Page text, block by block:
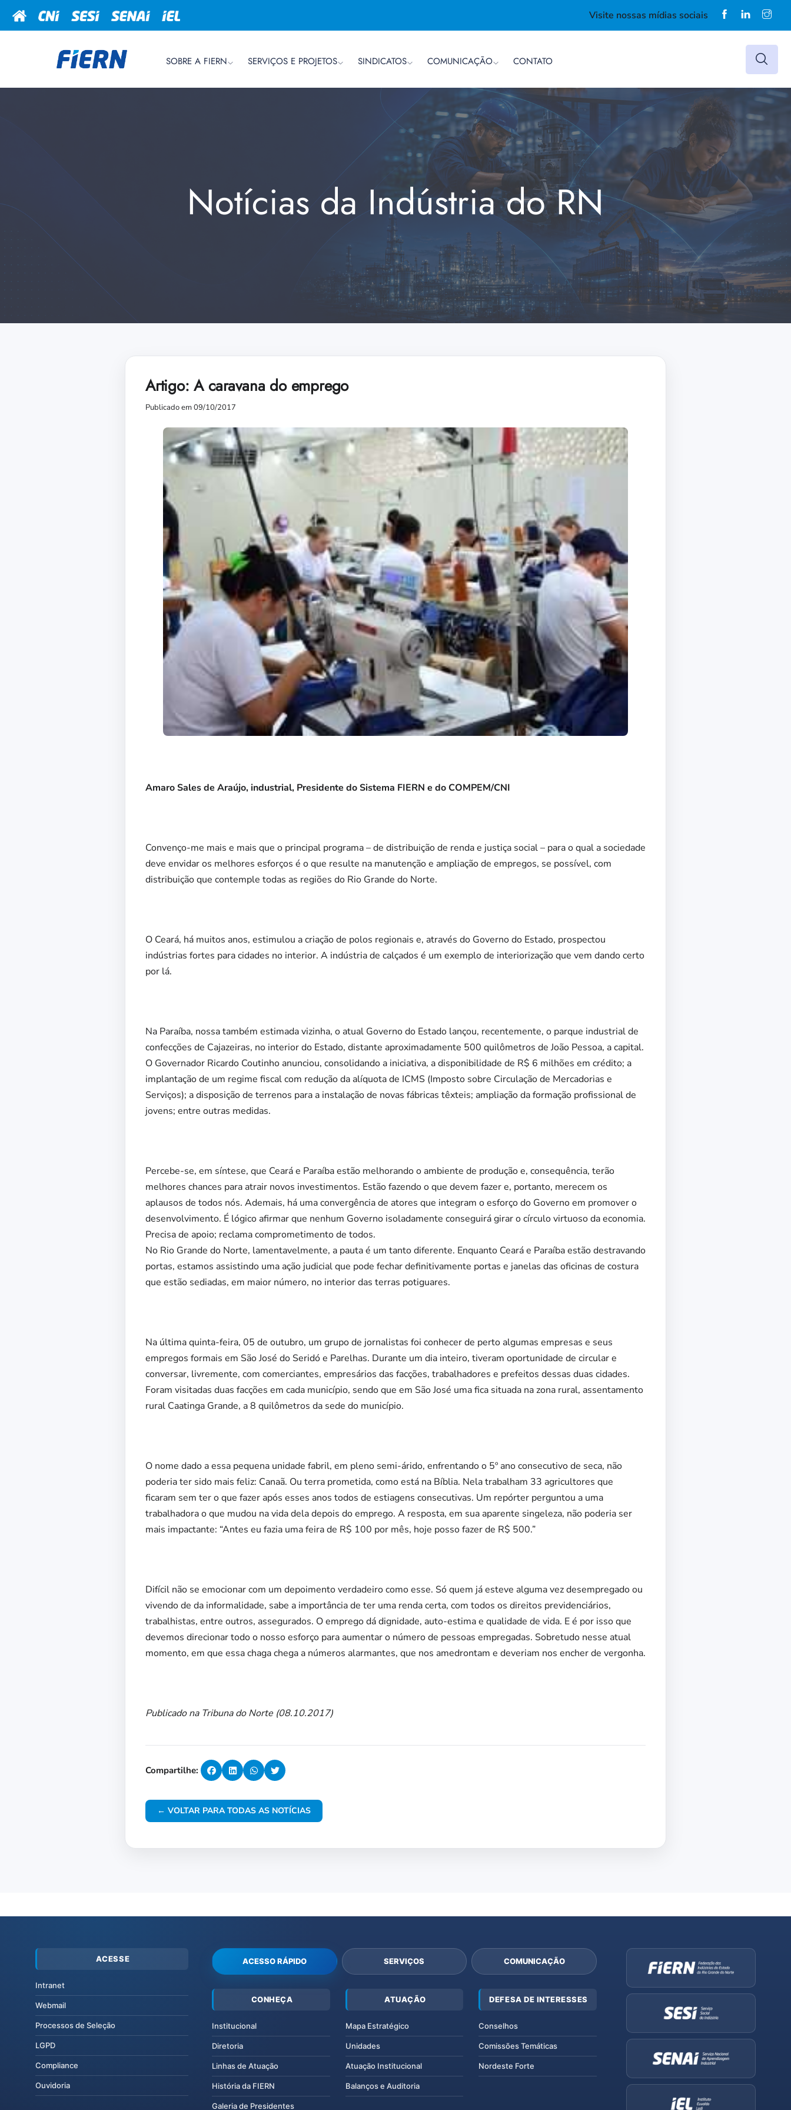
Visite nossas mídias sociais
SOBRE A FIERN SERVIÇOS E PROJETOS SINDICATOS COMUNICAÇÃO CONTATO
Notícias da Indústria do RN
Artigo: A caravana do emprego
Publicado em 09/10/2017
Amaro Sales de Araújo, industrial, Presidente do Sistema FIERN e do COMPEM/CNI
Convenço-me mais e mais que o principal programa – de distribuição de renda e justiça social – para o qual a sociedade
deve envidar os melhores esforços é o que resulte na manutenção e ampliação de empregos, se possível, com
distribuição que contemple todas as regiões do Rio Grande do Norte.
O Ceará, há muitos anos, estimulou a criação de polos regionais e, através do Governo do Estado, prospectou
indústrias fortes para cidades no interior. A indústria de calçados é um exemplo de interiorização que vem dando certo
por lá.
Na Paraíba, nossa também estimada vizinha, o atual Governo do Estado lançou, recentemente, o parque industrial de
confecções de Cajazeiras, no interior do Estado, distante aproximadamente 500 quilômetros de João Pessoa, a capital.
O Governador Ricardo Coutinho anunciou, consolidando a iniciativa, a disponibilidade de R$ 6 milhões em crédito; a
implantação de um regime fiscal com redução da alíquota de ICMS (Imposto sobre Circulação de Mercadorias e
Serviços); a disposição de terrenos para a instalação de novas fábricas têxteis; ampliação da formação profissional de
jovens; entre outras medidas.
Percebe-se, em síntese, que Ceará e Paraíba estão melhorando o ambiente de produção e, consequência, terão
melhores chances para atrair novos investimentos. Estão fazendo o que devem fazer e, portanto, merecem os
aplausos de todos nós. Ademais, há uma convergência de atores que integram o esforço do Governo em promover o
desenvolvimento. É lógico afirmar que nenhum Governo isoladamente conseguirá girar o círculo virtuoso da economia.
Precisa de apoio; reclama comprometimento de todos.
No Rio Grande do Norte, lamentavelmente, a pauta é um tanto diferente. Enquanto Ceará e Paraíba estão destravando
portas, estamos assistindo uma ação judicial que pode fechar definitivamente portas e janelas das oficinas de costura
que estão sediadas, em maior número, no interior das terras potiguares.
Na última quinta-feira, 05 de outubro, um grupo de jornalistas foi conhecer de perto algumas empresas e seus
empregos formais em São José do Seridó e Parelhas. Durante um dia inteiro, tiveram oportunidade de circular e
conversar, livremente, com comerciantes, empresários das facções, trabalhadores e prefeitos dessas duas cidades.
Foram visitadas duas facções em cada município, sendo que em São José uma fica situada na zona rural, assentamento
rural Caatinga Grande, a 8 quilômetros da sede do município.
O nome dado a essa pequena unidade fabril, em pleno semi-árido, enfrentando o 5º ano consecutivo de seca, não
poderia ter sido mais feliz: Canaã. Ou terra prometida, como está na Bíblia. Nela trabalham 33 agricultores que
ficaram sem ter o que fazer após esses anos todos de estiagens consecutivas. Um repórter perguntou a uma
trabalhadora o que mudou na vida dela depois do emprego. A resposta, em sua aparente singeleza, não poderia ser
mais impactante: “Antes eu fazia uma feira de R$ 100 por mês, hoje posso fazer de R$ 500.”
Difícil não se emocionar com um depoimento verdadeiro como esse. Só quem já esteve alguma vez desempregado ou
vivendo de da informalidade, sabe a importância de ter uma renda certa, com todos os direitos previdenciários,
trabalhistas, entre outros, assegurados. O emprego dá dignidade, auto-estima e qualidade de vida. E é por isso que
devemos direcionar todo o nosso esforço para aumentar o número de pessoas empregadas. Sobretudo nesse atual
momento, em que essa chaga chega a números alarmantes, que nos amedrontam e deveriam nos encher de vergonha.
Publicado na Tribuna do Norte (08.10.2017)
Compartilhe:
← VOLTAR PARA TODAS AS NOTÍCIAS
ACESSE
Intranet
Webmail
Processos de Seleção
LGPD
Compliance
Ouvidoria
ACESSO RÁPIDO SERVIÇOS COMUNICAÇÃO
CONHEÇA
Institucional
Diretoria
Linhas de Atuação
História da FIERN
Galeria de Presidentes
ATUAÇÃO
Mapa Estratégico
Unidades
Atuação Institucional
Balanços e Auditoria
DEFESA DE INTERESSES
Conselhos
Comissões Temáticas
Nordeste Forte